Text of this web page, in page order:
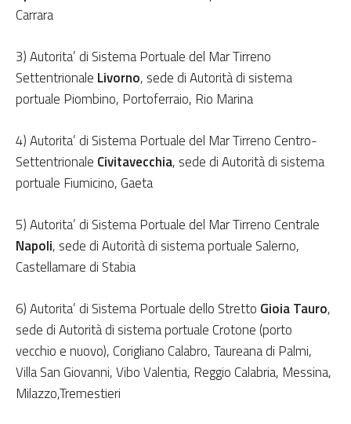
Carrara
3) Autorita’ di Sistema Portuale del Mar Tirreno
Settentrionale Livorno, sede di Autorità di sistema
portuale Piombino, Portoferraio, Rio Marina
4) Autorita’ di Sistema Portuale del Mar Tirreno Centro-
Settentrionale Civitavecchia, sede di Autorità di sistema
portuale Fiumicino, Gaeta
5) Autorita’ di Sistema Portuale del Mar Tirreno Centrale
Napoli, sede di Autorità di sistema portuale Salerno,
Castellamare di Stabia
6) Autorita’ di Sistema Portuale dello Stretto Gioia Tauro,
sede di Autorità di sistema portuale Crotone (porto
vecchio e nuovo), Corigliano Calabro, Taureana di Palmi,
Villa San Giovanni, Vibo Valentia, Reggio Calabria, Messina,
Milazzo,Tremestieri